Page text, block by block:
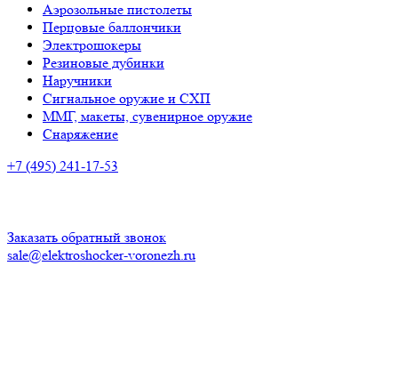
Аэрозольные пистолеты
Перцовые баллончики
Электрошокеры
Резиновые дубинки
Наручники
Сигнальное оружие и СХП
ММГ, макеты, сувенирное оружие
Снаряжение
+7 (495) 241-17-53
Заказать обратный звонок
sale@elektroshocker-voronezh.ru